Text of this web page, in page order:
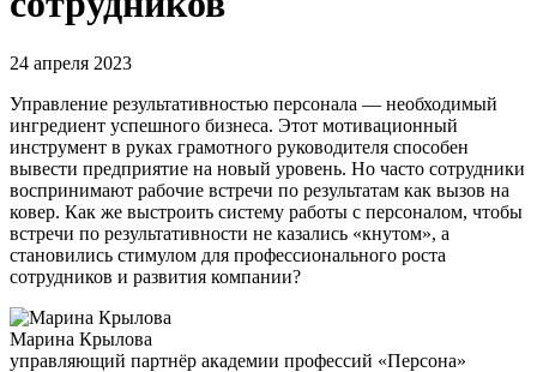
24 апреля 2023
Управление результативностью персонала — необходимый
ингредиент успешного бизнеса. Этот мотивационный
инструмент в руках грамотного руководителя способен
вывести предприятие на новый уровень. Но часто сотрудники
воспринимают рабочие встречи по результатам как вызов на
ковер. Как же выстроить систему работы с персоналом, чтобы
встречи по результативности не казались «кнутом», а
становились стимулом для профессионального роста
сотрудников и развития компании?
Марина Крылова
управляющий партнёр академии профессий «Персона»